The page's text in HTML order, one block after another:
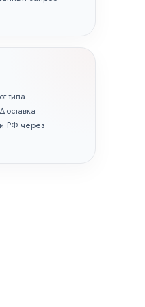
типа
РФ через